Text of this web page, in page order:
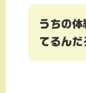
うちの
てるんだ